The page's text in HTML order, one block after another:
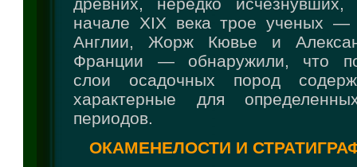
начале XIX века трое ученых
Англии, Жорж Кювье и
Франции — обнаружили, что
слои осадочных пород
характерные для
периодов.
ОКАМЕНЕЛОСТИ И